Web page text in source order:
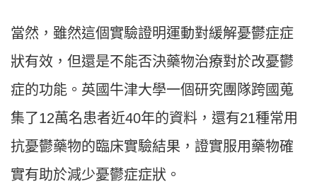
當然，雖然這個實驗證明運動對緩解憂鬱症症
狀有效，但還是不能否決藥物治療對於改憂鬱
症的功能。英國牛津大學一個研究團隊跨國蒐
集了12萬名患者近40年的資料，還有21種常用
抗憂鬱藥物的臨床實驗結果，證實服用藥物確
實有助於減少憂鬱症症狀。